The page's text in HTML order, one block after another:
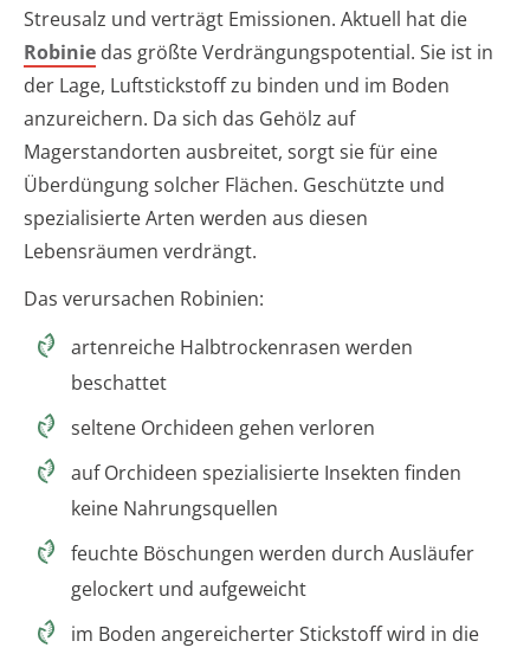
Streusalz und verträgt Emissionen. Aktuell hat die
Robinie das größte Verdrängungspotential. Sie ist in
der Lage, Luftstickstoff zu binden und im Boden
anzureichern. Da sich das Gehölz auf
Magerstandorten ausbreitet, sorgt sie für eine
Überdüngung solcher Flächen. Geschützte und
spezialisierte Arten werden aus diesen
Lebensräumen verdrängt.
Das verursachen Robinien:
artenreiche Halbtrockenrasen werden
beschattet
seltene Orchideen gehen verloren
auf Orchideen spezialisierte Insekten finden
keine Nahrungsquellen
feuchte Böschungen werden durch Ausläufer
gelockert und aufgeweicht
im Boden angereicherter Stickstoff wird in die